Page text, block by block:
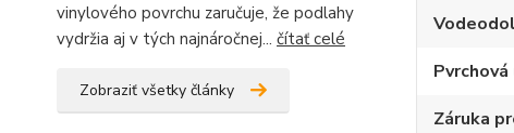
vinylového povrchu zaručuje, že podlahy
vydržia aj v tých najnáročnej... čítať celé
Zobraziť všetky články
Záruka